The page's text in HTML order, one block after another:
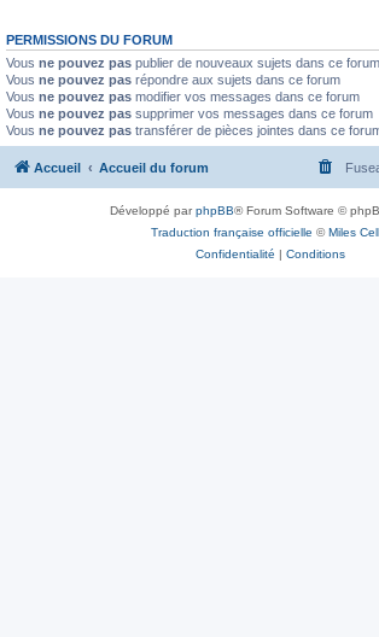
PERMISSIONS DU FORUM
Vous ne pouvez pas publier de nouveaux sujets dans ce forum
Vous ne pouvez pas répondre aux sujets dans ce forum
Vous ne pouvez pas modifier vos messages dans ce forum
Vous ne pouvez pas supprimer vos messages dans ce forum
Vous ne pouvez pas transférer de pièces jointes dans ce
Accueil Accueil du forum
Développé parphpBB® Forum Software ©
Traduction française officielle ©Miles
Confidentialité | Conditions